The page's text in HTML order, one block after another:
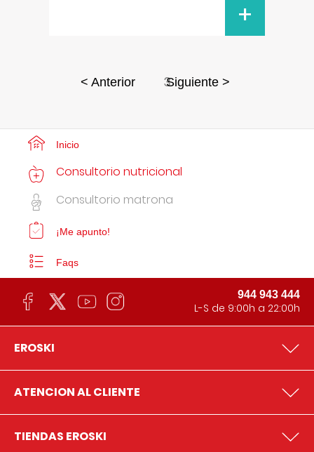
+
< Anterior 3Siguiente >
Inicio
Consultorio nutricional
Consultorio matrona
¡Me apunto!
Faqs
944 943 444
L-S de 9:00h a 22:00h
EROSKI
ATENCION AL CLIENTE
TIENDAS EROSKI